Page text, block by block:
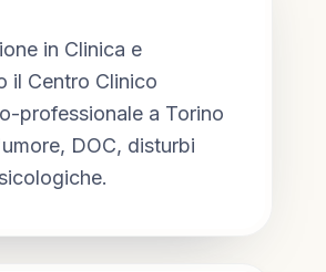
in Clinica e
il Centro Clinico
professionale a Torino
DOC, disturbi